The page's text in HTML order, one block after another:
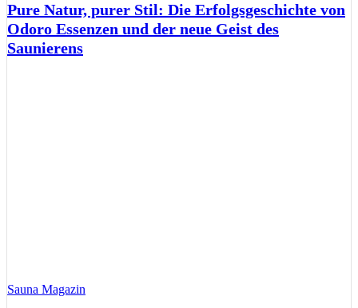
Pure Natur, purer Stil: Die Erfolgsgeschichte von
Odoro Essenzen und der neue Geist des
Saunierens
Sauna Magazin